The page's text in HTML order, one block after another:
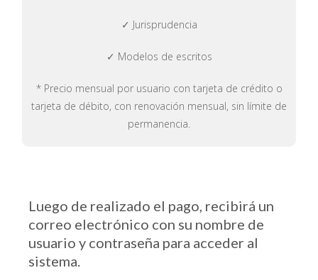
✓ Jurisprudencia
✓ Modelos de escritos
* Precio mensual por usuario con tarjeta de crédito o
tarjeta de débito, con renovación mensual, sin límite de
permanencia.
Luego de realizado el pago, recibirá un
correo electrónico con su nombre de
usuario y contraseña para acceder al
sistema.